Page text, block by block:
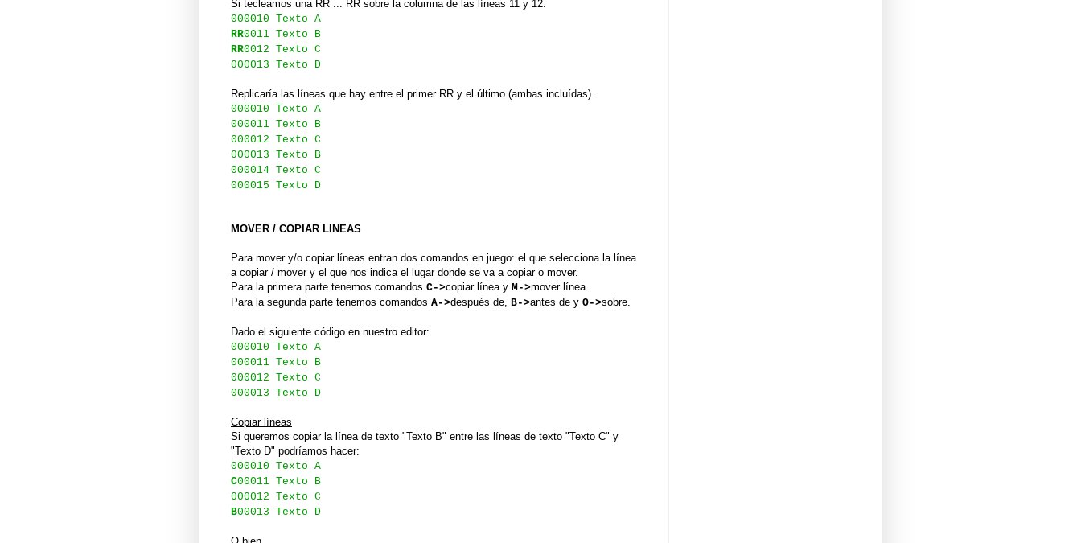
Si tecleamos una RR ... RR sobre la columna de las líneas 11 y 12:
000010 Texto A
RR0011 Texto B
RR0012 Texto C
000013 Texto D
Replicaría las líneas que hay entre el primer RR y el último (ambas incluídas).
000010 Texto A
000011 Texto B
000012 Texto C
000013 Texto B
000014 Texto C
000015 Texto D
MOVER / COPIAR LINEAS
Para mover y/o copiar líneas entran dos comandos en juego: el que selecciona la línea
a copiar / mover y el que nos indica el lugar donde se va a copiar o mover.
Para la primera parte tenemos comandos C->copiar línea y M->mover línea.
Para la segunda parte tenemos comandos A->después de, B->antes de y O->sobre.
Dado el siguiente código en nuestro editor:
000010 Texto A
000011 Texto B
000012 Texto C
000013 Texto D
Copiar líneas
Si queremos copiar la línea de texto "Texto B" entre las líneas de texto "Texto C" y
"Texto D" podríamos hacer:
000010 Texto A
C00011 Texto B
000012 Texto C
B00013 Texto D